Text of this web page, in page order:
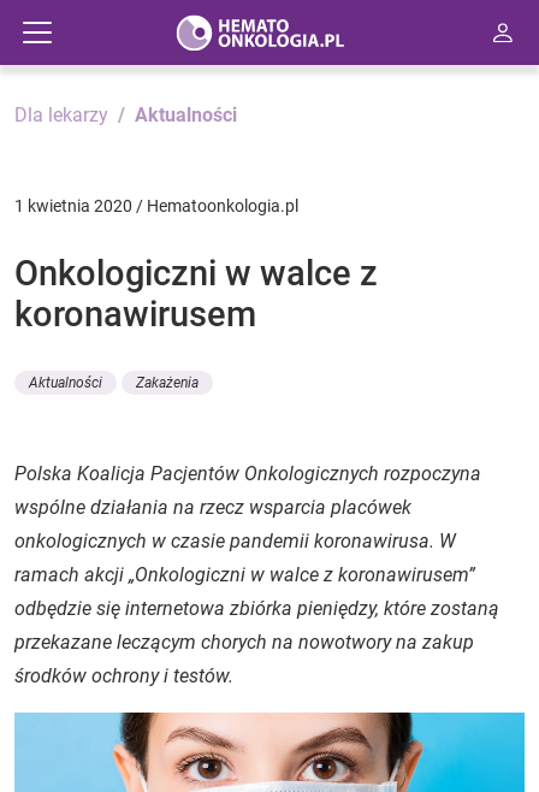
Dla lekarzy Aktualności
1 kwietnia 2020 / Hematoonkologia.pl
Onkologiczni w walce z
koronawirusem
Aktualności Zakażenia
Polska Koalicja Pacjentów Onkologicznych rozpoczyna
wspólne działania na rzecz wsparcia placówek
onkologicznych w czasie pandemii koronawirusa. W
ramach akcji „Onkologiczni w walce z koronawirusem”
odbędzie się internetowa zbiórka pieniędzy, które zostaną
przekazane leczącym chorych na nowotwory na zakup
środków ochrony i testów.